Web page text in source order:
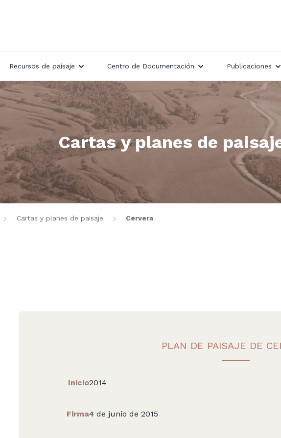
Recursos de paisaje Centro de Documentación Publicaciones
Cartas y planes de
Cartas y planes de paisaje Cervera
PLAN DE PAISAJE DE
Inicio2014
Firma4 de junio de 2015